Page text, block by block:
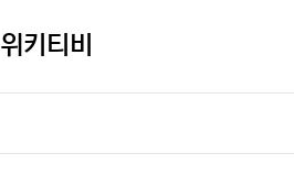
위키티비